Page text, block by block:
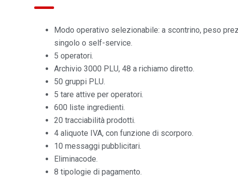
Modo operativo selezionabile: a scontrino, peso
singolo o self-service.
5 operatori.
Archivio 3000 PLU, 48 a richiamo diretto.
50 gruppi PLU.
5 tare attive per operatori.
600 liste ingredienti.
20 tracciabilità prodotti.
4 aliquote IVA, con funzione di scorporo.
10 messaggi pubblicitari.
Eliminacode.
8 tipologie di pagamento.